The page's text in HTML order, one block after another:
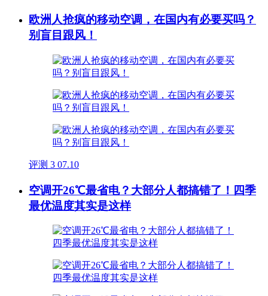
欧洲人抢疯的移动空调，在国内有必要买吗？
别盲目跟风！
评测 3 07.10
空调开26℃最省电？大部分人都搞错了！四季
最优温度其实是这样